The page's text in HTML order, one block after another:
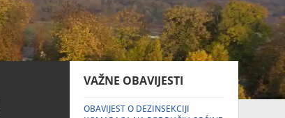
VAŽNE OBAVIJESTI
OBAVIJEST O DEZINSEKCIJI